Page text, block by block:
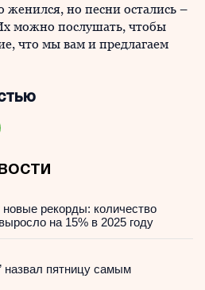
женился, но песни остались –
можно послушать, чтобы
что мы вам и предлагаем
рекорды: количество
на 15% в 2025 году
назвал пятницу самым